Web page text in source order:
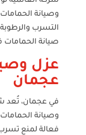
وصيانة
التسرب
صيانة الحمامات
عزل
عجمان
في عجمان، تُعد
وصيانة
فعالة لمنع تسرب